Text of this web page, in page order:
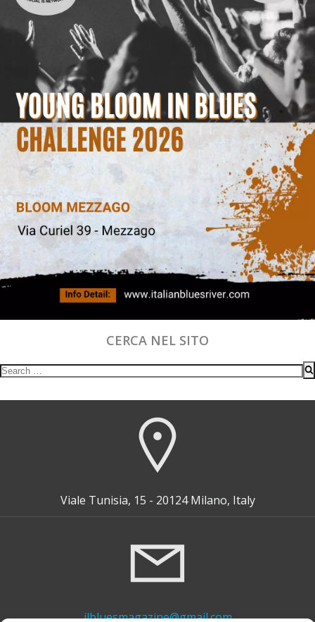
CERCA NEL SITO
Search
Viale Tunisia, 15 - 20124 Milano, Italy
ilbluesmagazine@gmail.com